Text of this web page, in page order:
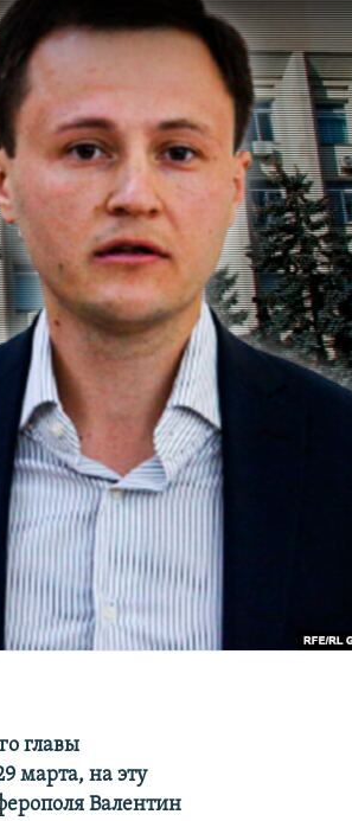
главы
марта, на эту
Валентин